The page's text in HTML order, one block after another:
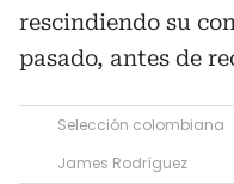
rescindiendo su
pasado, antes de
Selección colombiana
James Rodríguez